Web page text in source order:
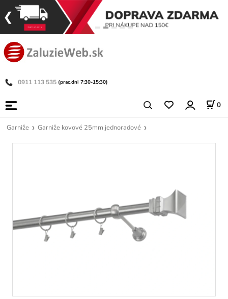
0911 113 535 (prac.dni 7:30-15:30)
0
Garniže Garniže kovové 25mm jednoradové